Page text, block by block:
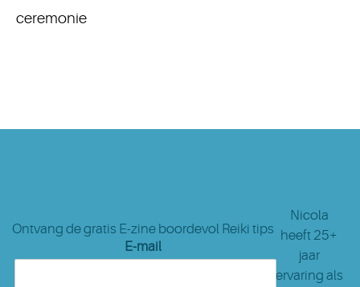
ceremonie
Ontvang de gratis E-zine boordevol Reiki tips
E-mail
Nicola
heeft 25+
jaar
ervaring als